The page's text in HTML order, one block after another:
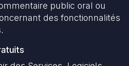
public oral ou
des fonctionnalités